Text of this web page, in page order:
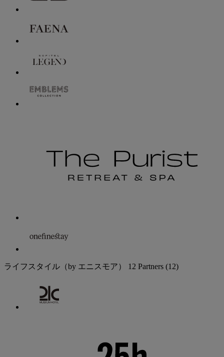
ライフスタイル（by エニスモア） 12 Partners (12)